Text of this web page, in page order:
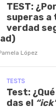
TEST:
superas a
verdad
López
TESTS
Test:
das el